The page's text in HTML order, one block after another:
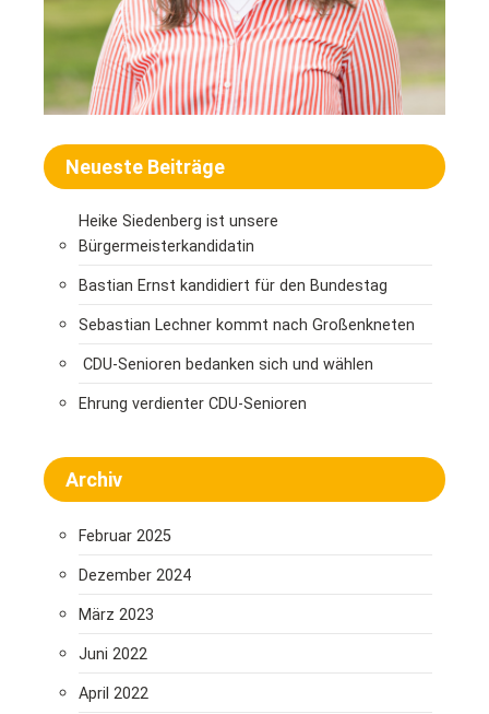
Neueste Beiträge
Heike Siedenberg ist unsere
Bürgermeisterkandidatin
Bastian Ernst kandidiert für den Bundestag
Sebastian Lechner kommt nach Großenkneten
CDU-Senioren bedanken sich und wählen
Ehrung verdienter CDU-Senioren
Archiv
Februar 2025
Dezember 2024
März 2023
Juni 2022
April 2022